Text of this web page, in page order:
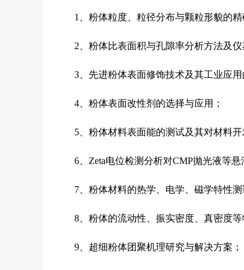
1、粉体粒度、粒径分布与颗粒形貌的精
2、粉体比表面积与孔隙率分析方法及仪
3、先进粉体表面修饰技术及其工业应用
4、粉体表面改性剂的选择与应用；
5、粉体材料表面能的测试及其对材料开
6、Zeta电位检测分析对CMP抛光液等
7、粉体材料的热学、电学、磁学特性测
8、粉体的流动性、振实密度、真密度等
9、超细粉体团聚机理研究与解决方案；